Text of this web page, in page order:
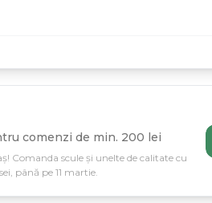
comenzi de min. 200 lei
Comanda scule și unelte de calitate cu
până pe 11 martie.